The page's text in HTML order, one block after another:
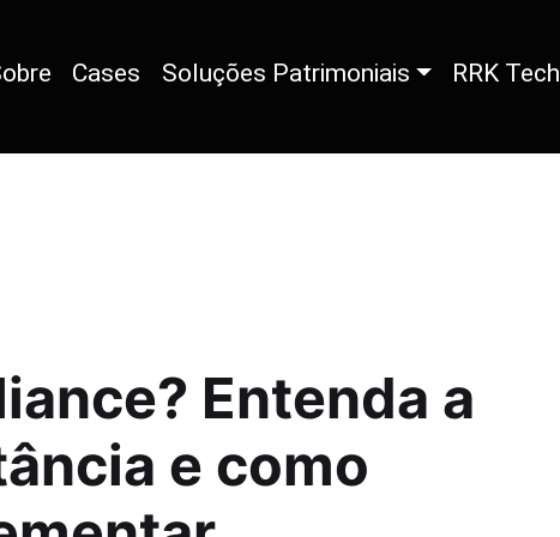
Cases Soluções Patrimoniais RRK Tech
Entenda a
e como